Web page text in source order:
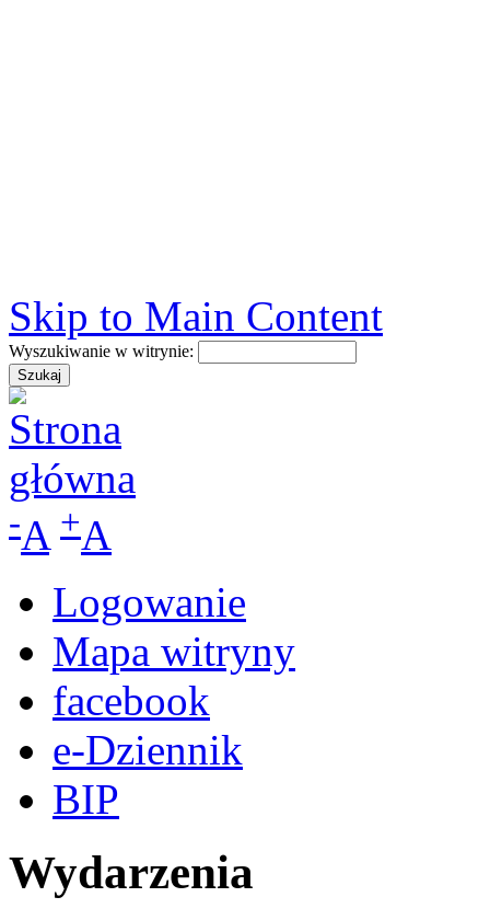
Skip to Main Content
Wyszukiwanie w witrynie:
-A +A
Logowanie
Mapa witryny
facebook
e-Dziennik
BIP
Wydarzenia